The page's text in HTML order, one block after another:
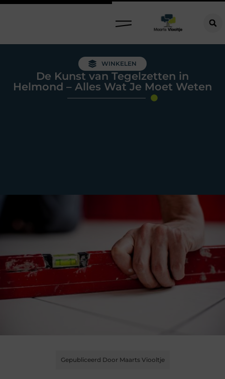
WINKELEN
De Kunst van Tegelzetten in
Helmond – Alles Wat Je Moet Weten
Gepubliceerd Door Maarts Viooltje